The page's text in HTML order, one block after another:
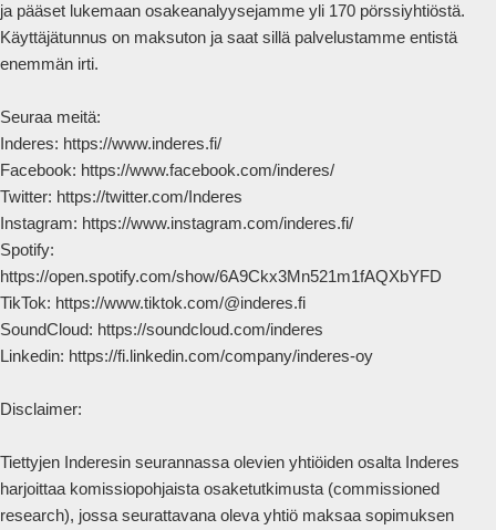
ja pääset lukemaan osakeanalyysejamme yli 170 pörssiyhtiöstä.
Käyttäjätunnus on maksuton ja saat sillä palvelustamme entistä
enemmän irti.
Seuraa meitä:
Inderes: https://www.inderes.fi/
Facebook: https://www.facebook.com/inderes/
Twitter: https://twitter.com/Inderes
Instagram: https://www.instagram.com/inderes.fi/
Spotify:
https://open.spotify.com/show/6A9Ckx3Mn521m1fAQXbYFD
TikTok: https://www.tiktok.com/@inderes.fi
SoundCloud: https://soundcloud.com/inderes
Linkedin: https://fi.linkedin.com/company/inderes-oy
Disclaimer:
Tiettyjen Inderesin seurannassa olevien yhtiöiden osalta Inderes
harjoittaa komissiopohjaista osaketutkimusta (commissioned
research), jossa seurattavana oleva yhtiö maksaa sopimuksen